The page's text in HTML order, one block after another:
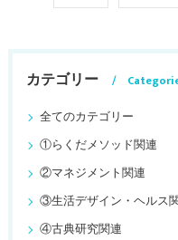
カテゴリー
全てのカテゴリー
①らくだメソッド関連
②マネジメント関連
③生活デザイン・ヘルス
④古典研究関連